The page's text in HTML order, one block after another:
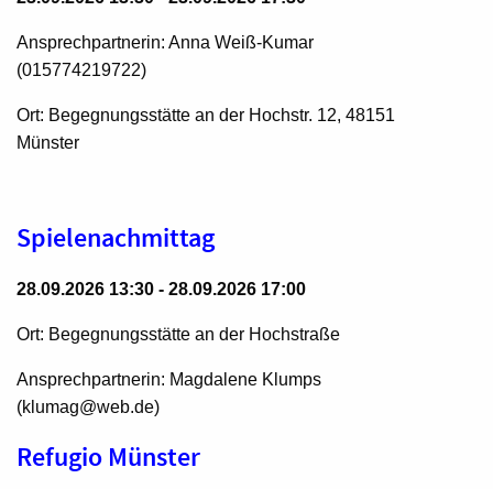
Ansprechpartnerin: Anna Weiß-Kumar
(015774219722)
Ort: Begegnungsstätte an der Hochstr. 12, 48151
Münster
Spielenachmittag
28.09.2026 13:30 - 28.09.2026 17:00
Ort: Begegnungsstätte an der Hochstraße
Ansprechpartnerin: Magdalene Klumps
(klumag@web.de)
Refugio Münster